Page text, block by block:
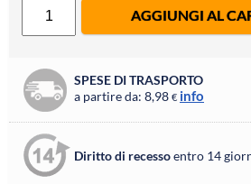
AGGIUNGI AL
SPESE DI TRASPORTO
a partire da: 8,98 € info
Diritto di recessoentro 14